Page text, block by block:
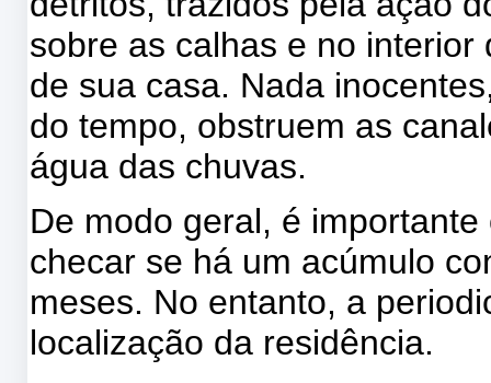
sobre as calhas e no
de sua casa. Nada
do tempo, obstruem as
água das chuvas.
De modo geral, é
checar se há um acúmulo
meses. No entanto, a
localização da residência.